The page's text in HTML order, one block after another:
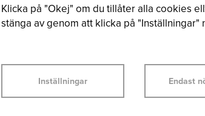
Klicka på "Okej" om du tillåter alla cookies
stänga av genom att klicka på "Inställningar"
Inställningar Endast